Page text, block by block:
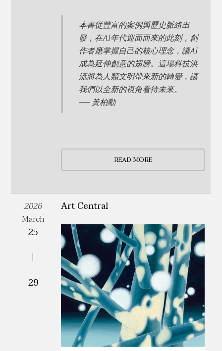
本書從豐富的案例與歷史脈絡出
發，在AI年代迎面而來的此刻，創
作者應掌握自己的核心理念，讓AI
成為延伸創意的翅膀。這場科技洪
流將為人類文明帶來新的轉變，讓
我們以全新的視角看待未來。
── 黃柏勳
READ MORE
2026
March
25
|
29
Art Central